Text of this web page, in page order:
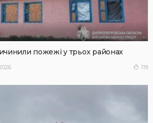
пожежі у трьох районах
119